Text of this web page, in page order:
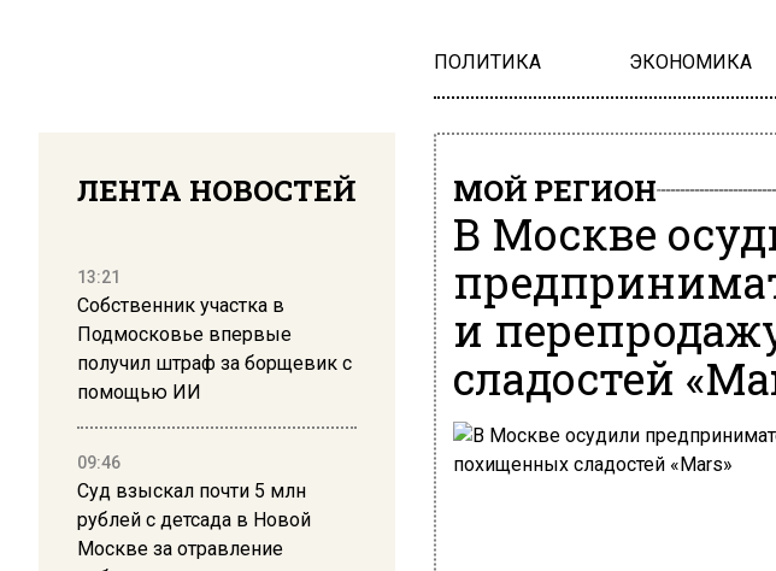
ПОЛИТИКА ЭКОНОМИКА
ЛЕНТА НОВОСТЕЙ
13:21
Собственник участка в
Подмосковье впервые
получил штраф за борщевик с
помощью ИИ
09:46
Суд взыскал почти 5 млн
рублей с детсада в Новой
Москве за отравление
МОЙ РЕГИОН
В Москве
и
сладостей